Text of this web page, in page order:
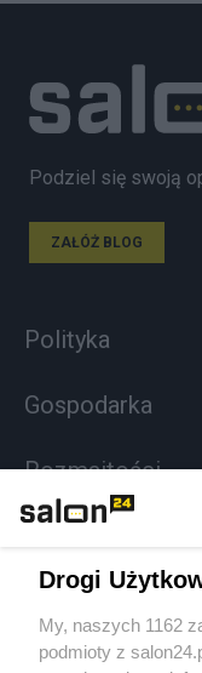
Podziel się swoją
ZAŁÓŻ BLOG
Polityka
Gospodarka
Rozmaitości
Sport
Społeczeństwo
Drogi
My, naszych 1162
podmioty z